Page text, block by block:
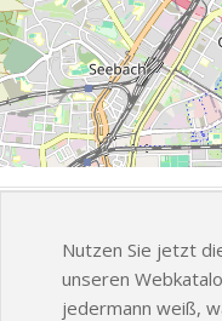
Nutzen Sie jetzt
unseren
jedermann weiß,